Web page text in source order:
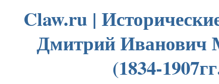
Claw.ru |
Дмитрий Иванович
(1834-